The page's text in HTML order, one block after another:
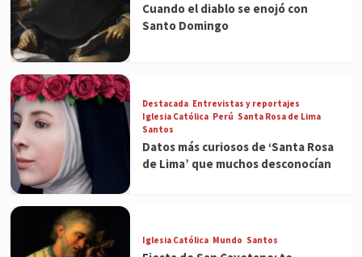
Cuando el diablo se enojó con
Santo Domingo
Destacada Entrevistas y reportajes
Iglesia Católica Perú Santa Rosa de Lima
Santos
Datos más curiosos de ‘Santa Rosa
de Lima’ que muchos desconocían
Iglesia Católica Mundo Santos